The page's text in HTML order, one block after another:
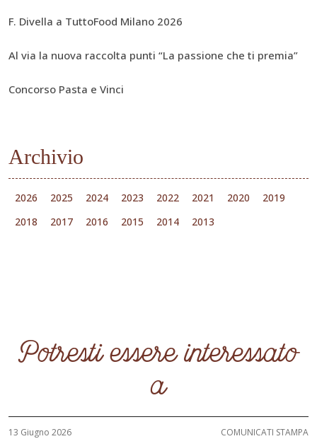
F. Divella a TuttoFood Milano 2026
Al via la nuova raccolta punti “La passione che ti premia”
Concorso Pasta e Vinci
Archivio
2026 2025 2024 2023 2022 2021 2020
2019
2018
2017 2016 2015 2014 2013
Potresti essere interessato
a
13 Giugno 2026 COMUNICATI STAMPA